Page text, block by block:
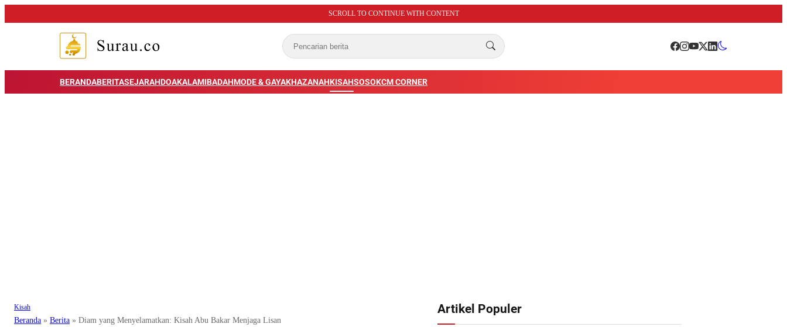
SCROLL TO CONTINUE WITH CONTENT
BERANDABERITASEJARAHDOAKALAMIBADAHMODE & GAYAKHAZANAHKISAHSOSOKCM CORNER
Kisah
Beranda » Berita » Diam yang Menyelamatkan: Kisah Abu Bakar Menjaga Lisan
Artikel Populer